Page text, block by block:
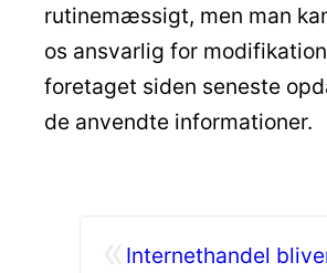
rutinemæssigt, men man
os ansvarlig for
foretaget siden seneste
de anvendte informationer.
Internethandel